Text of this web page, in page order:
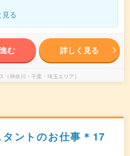
見る
む 詳しく見る
（神奈川・千葉・埼玉エリア）
ントのお仕事＊17